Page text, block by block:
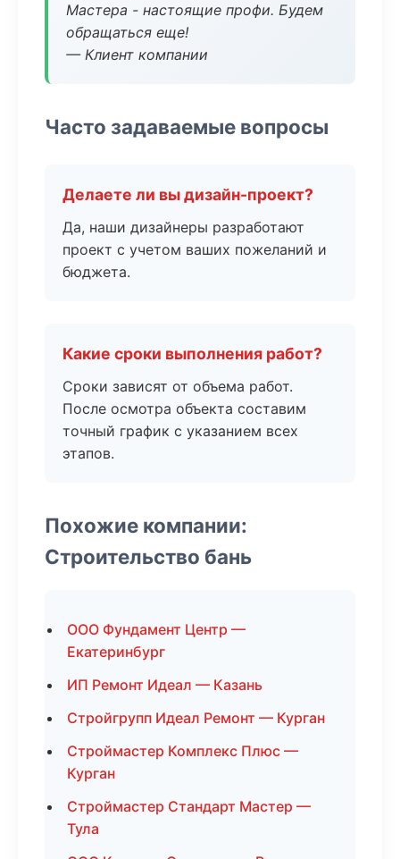
Мастера - настоящие профи. Будем
обращаться еще!
— Клиент компании
Часто задаваемые вопросы
Делаете ли вы дизайн-проект?
Да, наши дизайнеры разработают
проект с учетом ваших пожеланий и
бюджета.
Какие сроки выполнения работ?
Сроки зависят от объема работ.
После осмотра объекта составим
точный график с указанием всех
этапов.
Похожие компании:
Строительство бань
ООО Фундамент Центр —
Екатеринбург
ИП Ремонт Идеал — Казань
Стройгрупп Идеал Ремонт — Курган
Строймастер Комплекс Плюс —
Курган
Строймастер Стандарт Мастер —
Тула